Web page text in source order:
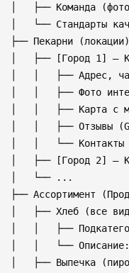
│   ├── Команда
│   └── Стандарты
├── Пекарни (локации)
│   ├── [Город 1] —
│   │   ├── Адрес,
│   │   ├── Фото
│   │   ├── Карта с
│   │   ├── Отзывы
│   │   └── Контакты
│   ├── [Город 2] —
│   └── ...
├── Ассортимент
│   ├── Хлеб (все
│   │   ├──
│   │   └── Описание:
│   ├── Выпечка